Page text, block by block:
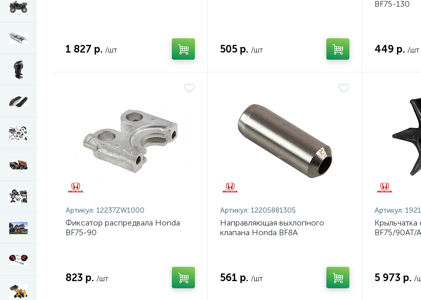
Шестерни редуктора
1 827 р. /шт 505 р. /шт
BF75-130
449 р. /шт
Артикул: 12237ZW1000
Фиксатор распредвала Honda
BF75-90
823 р. /шт
Артикул: 12205881305
Направляющая выхлопного
клапана Honda BF8A
561 р. /шт
Артикул:
BF75/90AT/
5 973 р. /